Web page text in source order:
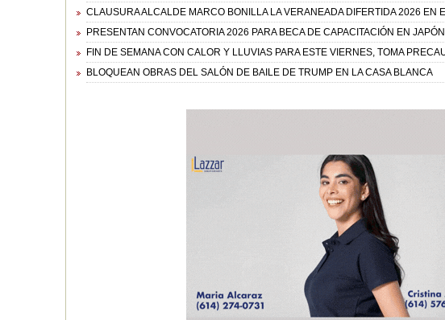
CLAUSURA ALCALDE MARCO BONILLA LA VERANEADA DIFERTIDA 2026 EN
PRESENTAN CONVOCATORIA 2026 PARA BECA DE CAPACITACIÓN EN JAPÓN
FIN DE SEMANA CON CALOR Y LLUVIAS PARA ESTE VIERNES, TOMA
BLOQUEAN OBRAS DEL SALÓN DE BAILE DE TRUMP EN LA CASA BLANCA